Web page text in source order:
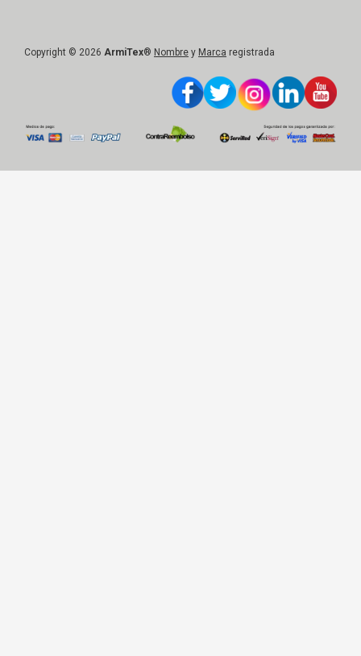
Copyright © 2026 ArmiTex® Nombre y Marca registrada